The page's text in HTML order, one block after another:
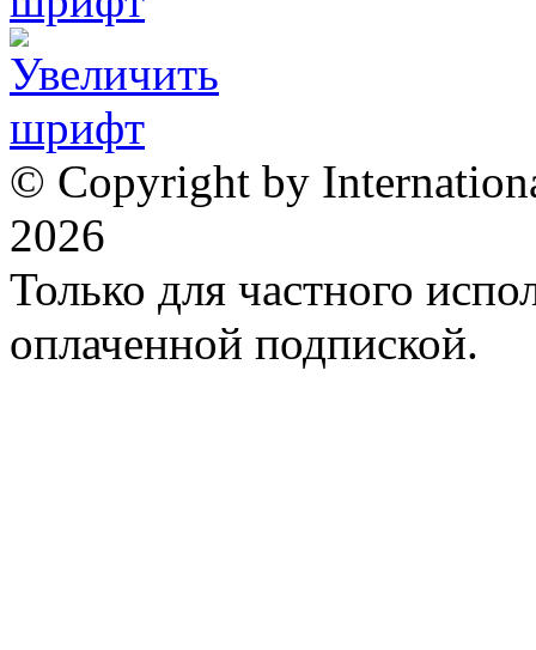
© Copyright by
2026
Только для частного
оплаченной подпиской.